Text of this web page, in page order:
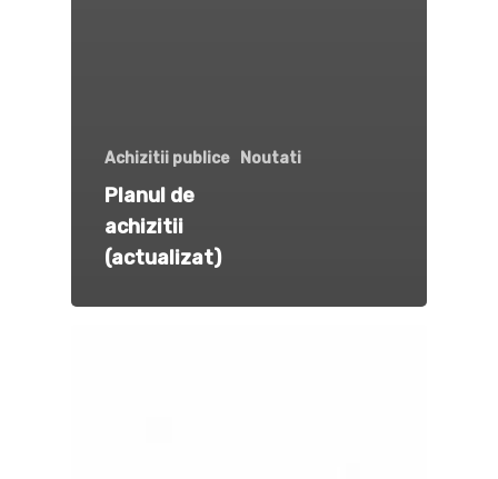
Achizitii publice Noutati
Planul de
achizitii
(actualizat)